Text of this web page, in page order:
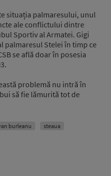
situația palmaresului, unul
ale conflictului dintre
Sportiv al Armatei. Gigi
palmaresul Stelei în timp ce
se află doar în posesia
problemă nu intră în
să fie lămurită tot de
burleanu steaua